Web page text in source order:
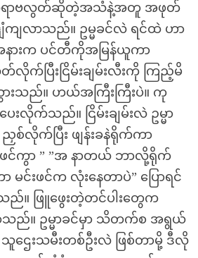
က်ရာဗလွတ်ဆိုတဲ့အသံနဲ့အတူ အဖုတ်
လာသည်။ ဥမ္မခင်လဲ ရင်ထဲ ဟာ
နားက ပင်တီကိုအမြန်ယူကာ
ပြီးငြိမ်းချမ်းလီးကို ကြည့်မိ
သည်။ ဟယ်အကြီးကြီးပဲ။ ကု
းလိုက်သည်။ ငြိမ်းချမ်းလဲ ဥမ္မာ
စ်လိုက်ပြီး ဖျန်းခနဲရိုက်ကာ
ကွာ ” ”အ နာတယ် ဘာလို့ရိုက်
င်းဖင်က လုံးနေတာပဲ” ပြောရင်
။ ဖြူဖွေးတဲ့တင်ပါးတွေက
ည်။ ဥမ္မာခင်မှာ သိတက်စ အရွယ်
ေးသမီးတစ်ဦးလဲ ဖြစ်တာမို့ ဒီလို